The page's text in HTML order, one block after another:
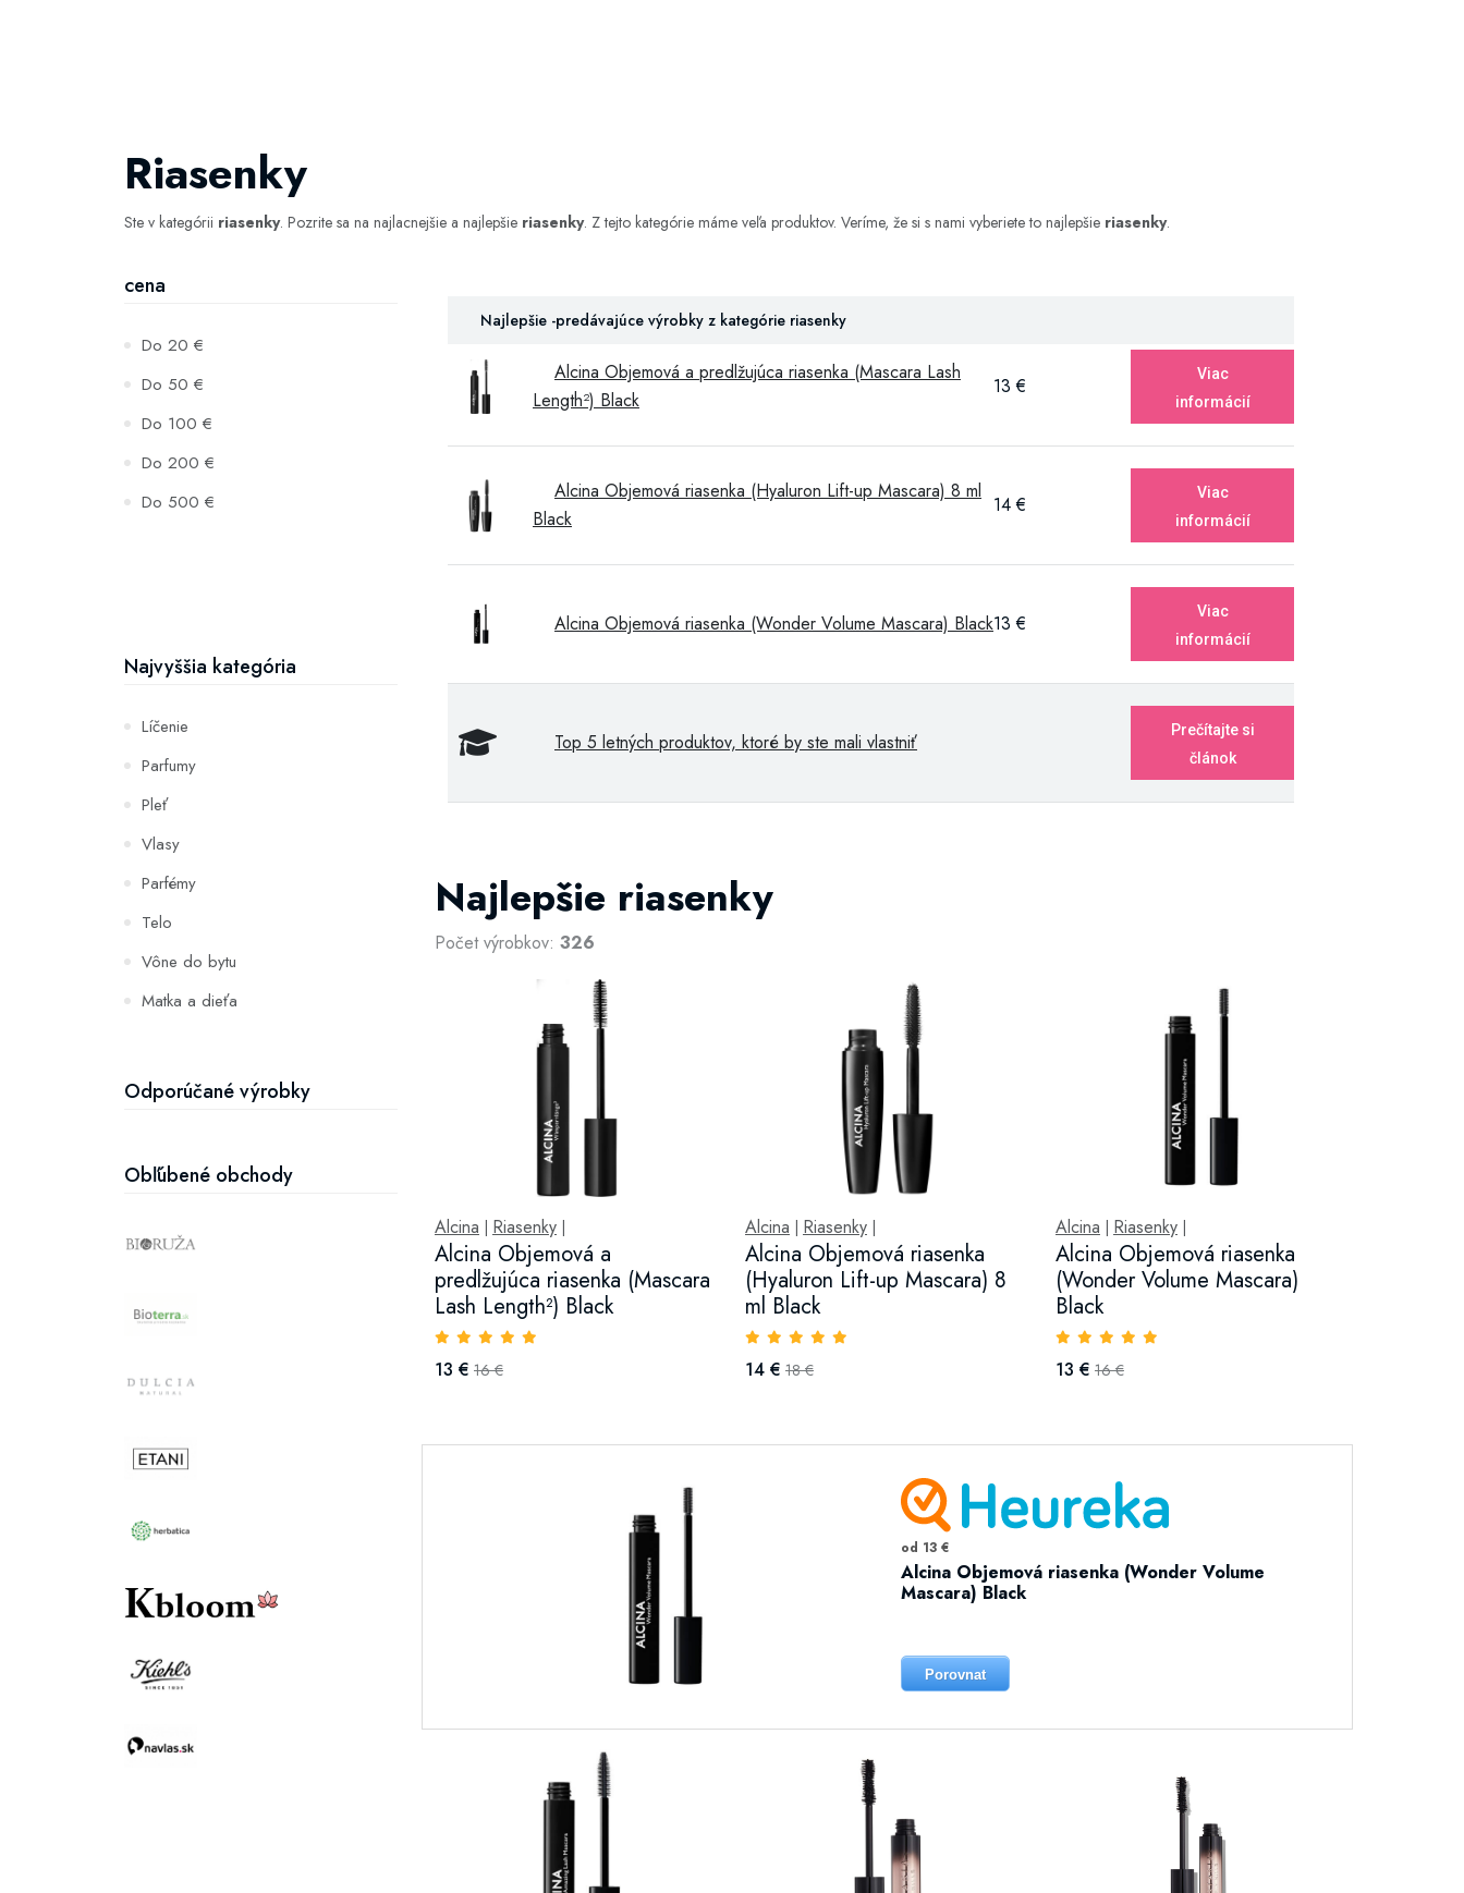
Riasenky
Ste v kategórii riasenky. Pozrite sa na najlacnejšie a najlepšie riasenky. Z tejto kategórie máme veľa produktov. Veríme, že si s nami vyberiete to najlepšie riasenky.
cena
Do 20 €
Do 50 €
Do 100 €
Do 200 €
Do 500 €
Najvyššia kategória
Líčenie
Parfumy
Pleť
Vlasy
Parfémy
Telo
Vône do bytu
Matka a dieťa
Hydratácia a výživa pleti
Odporúčané výrobky
Obľúbené obchody
Najlepšie -predávajúce výrobky z kategórie riasenky
Alcina Objemová a predlžujúca riasenka (Mascara Lash
Length²) Black
13 €
Viac
informácií
Alcina Objemová riasenka (Hyaluron Lift-up Mascara) 8 ml
Black
14 €
Viac
informácií
Alcina Objemová riasenka (Wonder Volume Mascara) Black13 €
Viac
informácií
Top 5 letných produktov, ktoré by ste mali vlastniť
Prečítajte si
článok
Najlepšie riasenky
Počet výrobkov: 326
Alcina Riasenky
Alcina Objemová a
predlžujúca riasenka (Mascara
Lash Length²) Black
13 € 16 €
Alcina Riasenky|
Alcina Objemová riasenka
(Hyaluron Lift-up Mascara) 8
ml Black
14 € 18 €
Alcina Riasenky|
Alcina Objemová riasenka
(Wonder Volume Mascara)
Black
13 € 16 €
od 13 €
Alcina Objemová riasenka (Wonder Volume
Mascara) Black
Porovnat